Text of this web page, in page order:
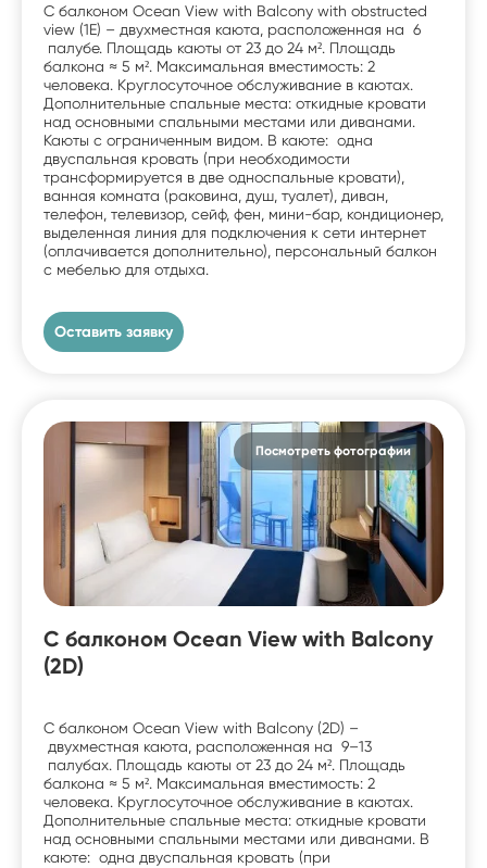
С балконом Ocean View with Balcony with obstructed
view (1E) – двухместная каюта, расположенная на 6
палубе. Площадь каюты от 23 до 24 м². Площадь
балкона ≈ 5 м². Максимальная вместимость: 2
человека. Круглосуточное обслуживание в каютах.
Дополнительные спальные места: откидные кровати
над основными спальными местами или диванами.
Каюты с ограниченным видом. В каюте: одна
двуспальная кровать (при необходимости
трансформируется в две односпальные кровати),
ванная комната (раковина, душ, туалет), диван,
телефон, телевизор, сейф, фен, мини-бар, кондиционер,
выделенная линия для подключения к сети интернет
(оплачивается дополнительно), персональный балкон
с мебелью для отдыха.
Оставить заявку
Посмотреть фотографии
С балконом Ocean View with Balcony
(2D)
С балконом Ocean View with Balcony (2D) –
двухместная каюта, расположенная на 9–13
палубах. Площадь каюты от 23 до 24 м². Площадь
балкона ≈ 5 м². Максимальная вместимость: 2
человека. Круглосуточное обслуживание в каютах.
Дополнительные спальные места: откидные кровати
над основными спальными местами или диванами. В
каюте: одна двуспальная кровать (при